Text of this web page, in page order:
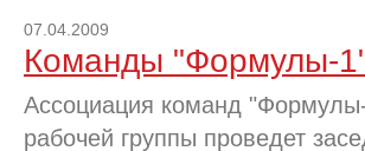
07.04.2009
Команды "Формулы-1"
Ассоциация команд
рабочей группы проведет